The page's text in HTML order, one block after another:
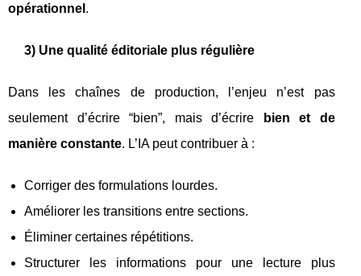
opérationnel .
3) Une qualité éditoriale plus régulière
Dans les chaînes de production, l’enjeu n’est pas
seulement d’écrire “bien”, mais d’écrire
bien et de
manière constante. L’IA peut contribuer à :
Corriger des formulations lourdes.
Améliorer les transitions entre sections.
Éliminer certaines répétitions.
Structurer les informations pour une lecture plus